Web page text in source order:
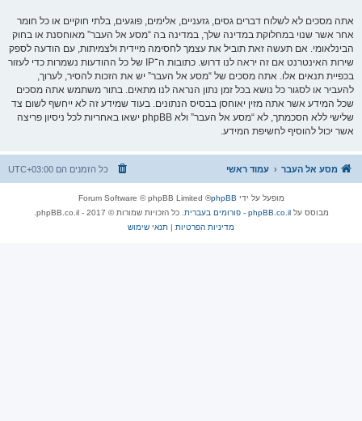
אתה מסכים לא לשלוח דברים גסים, גזעניים, אלימים, פוגעים, בלתי חוקיים או כל חומר
אחר אשר שנוי במחלוקת במדינה שלך, במדינה בה “מסע אל העבר” מאוחסנת או בחוק
הבינלאומי. אם תעשה זאת תוביל את עצמך לחסימה מיידית ולצמיתות, עם הודעה לספק
שירות האינטרנט אם זה יראה לנו דרוש. כתובות ה־IP של כל ההודעות נשמרות כדי לעזור
בכפיית תנאים אלו. אתה מסכים של “מסע אל העבר” יש את הזכות להסיר, לערוך,
להעביר או לסגור כל נושא בכל זמן נתון הנראה לנו מתאים. בתור משתמש אתה מסכים
שכל המידע אשר אתה מזין יאוחסן בבסיס הנתונים. בעוד שמידע זה לא ייחשף לשום צד
שלישי ללא הסכמתך, לא “מסע אל העבר” ולא phpBB ישאו באחריות לכל ניסיון פריצה
אשר יכול להוסיף לחשיפת המידע.
מסע אל העבר עמוד ראשי כל הזמנים הם UTC+03:00
מופעל על ידי phpBB
® Forum Software © phpBB Limited
מבוסס עלphpBB.co.il - פורומים בעברית
. כל הזכויות שמורות © 2017 - phpBB.co.il.
מדיניות הפרטיות | תנאי שימוש